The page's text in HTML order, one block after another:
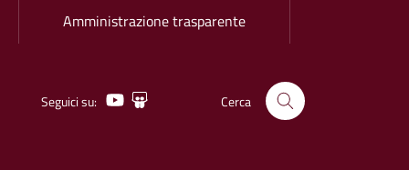
Amministrazione trasparente
Seguici su: YoutubeSlideshare Cerca